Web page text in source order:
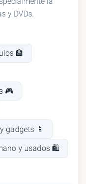
y DVDs.
🏦
🎮
gadgets 📱
y usados 🛍️